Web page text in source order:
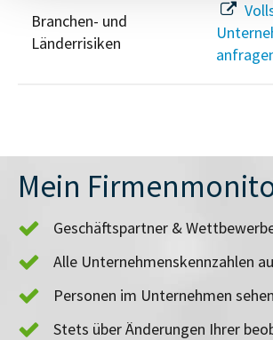
Branchen- und
Länderrisiken
Mein
Geschäftspartner &
Alle Unternehmenskennzahlen
Personen im Unternehmen sehen
Stets über Änderungen Ihrer